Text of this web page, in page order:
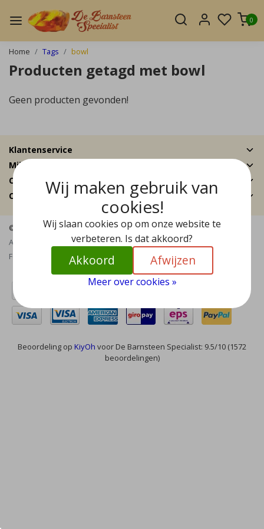
0
Home Tags bowl
Producten getagd met bowl
Geen producten gevonden!
Klantenservice
Mijn account
Categorieën
Contactgegevens
© Copyright 2026 - De Barnsteen Specialist | RealisatieInStijl Media
Algemene voorwaarden|Disclaimer|Privacy Policy
Feed
Beoordeling op KiyOh voor De Barnsteen Specialist: 9.5/10 (1572
beoordelingen)
Wij maken gebruik van
cookies!
Wij slaan cookies op om onze website te
verbeteren. Is dat akkoord?
Akkoord Afwijzen
Meer over cookies »